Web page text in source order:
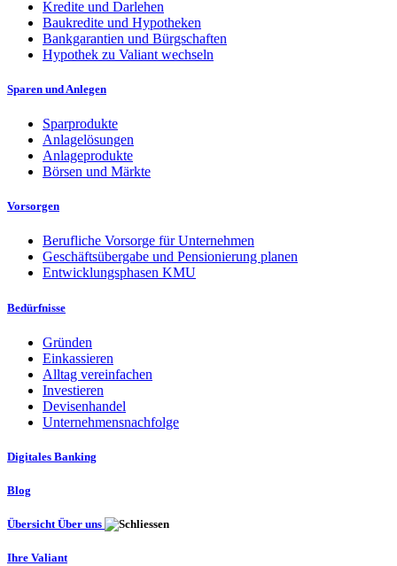
Kredite und Darlehen
Baukredite und Hypotheken
Bankgarantien und Bürgschaften
Hypothek zu Valiant wechseln
Sparen und Anlegen
Sparprodukte
Anlagelösungen
Anlageprodukte
Börsen und Märkte
Vorsorgen
Berufliche Vorsorge für Unternehmen
Geschäftsübergabe und Pensionierung planen
Entwicklungsphasen KMU
Bedürfnisse
Gründen
Einkassieren
Alltag vereinfachen
Investieren
Devisenhandel
Unternehmensnachfolge
Digitales Banking
Blog
Übersicht Über uns
Ihre Valiant